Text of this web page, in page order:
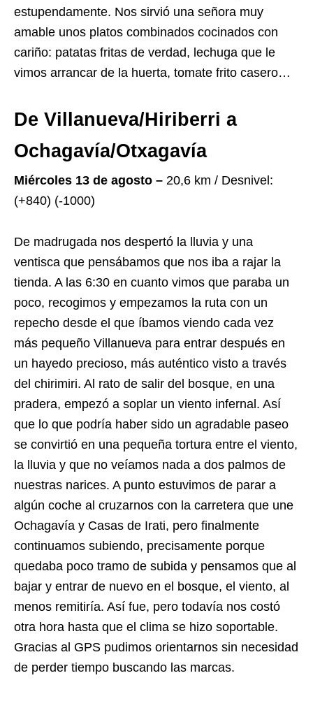
estupendamente. Nos sirvió una señora muy
amable unos platos combinados cocinados con
cariño: patatas fritas de verdad, lechuga que le
vimos arrancar de la huerta, tomate frito casero…
De Villanueva/Hiriberri a
Ochagavía/Otxagavía
Miércoles 13 de agosto – 20,6 km / Desnivel:
(+840) (-1000)
De madrugada nos despertó la lluvia y una
ventisca que pensábamos que nos iba a rajar la
tienda. A las 6:30 en cuanto vimos que paraba un
poco, recogimos y empezamos la ruta con un
repecho desde el que íbamos viendo cada vez
más pequeño Villanueva para entrar después en
un hayedo precioso, más auténtico visto a través
del chirimiri. Al rato de salir del bosque, en una
pradera, empezó a soplar un viento infernal. Así
que lo que podría haber sido un agradable paseo
se convirtió en una pequeña tortura entre el viento,
la lluvia y que no veíamos nada a dos palmos de
nuestras narices. A punto estuvimos de parar a
algún coche al cruzarnos con la carretera que une
Ochagavía y Casas de Irati, pero finalmente
continuamos subiendo, precisamente porque
quedaba poco tramo de subida y pensamos que al
bajar y entrar de nuevo en el bosque, el viento, al
menos remitiría. Así fue, pero todavía nos costó
otra hora hasta que el clima se hizo soportable.
Gracias al GPS pudimos orientarnos sin necesidad
de perder tiempo buscando las marcas.